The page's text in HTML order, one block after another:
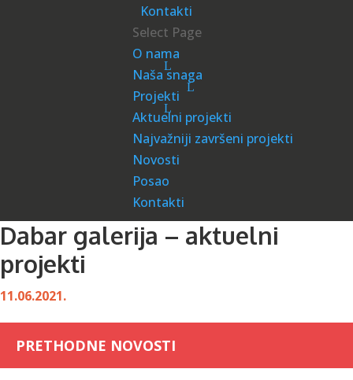
Kontakti
Select Page
O nama
Naša snaga
Projekti
Aktuelni projekti
Najvažniji završeni projekti
Novosti
Posao
Kontakti
Dabar galerija – aktuelni
projekti
11.06.2021.
PRETHODNE NOVOSTI